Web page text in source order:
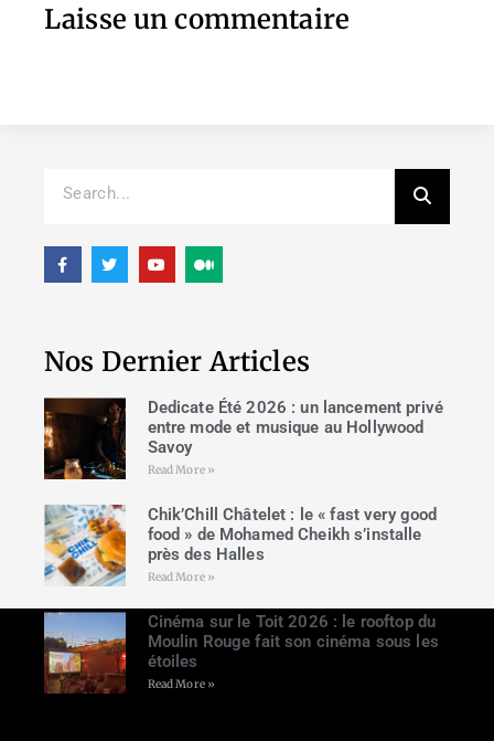
Laisse un commentaire
Nos Dernier Articles
Dedicate Été 2026 : un lancement privé
entre mode et musique au Hollywood
Savoy
Read More »
Chik’Chill Châtelet : le « fast very good
food » de Mohamed Cheikh s’installe
près des Halles
Read More »
Cinéma sur le Toit 2026 : le rooftop du
Moulin Rouge fait son cinéma sous les
étoiles
Read More »